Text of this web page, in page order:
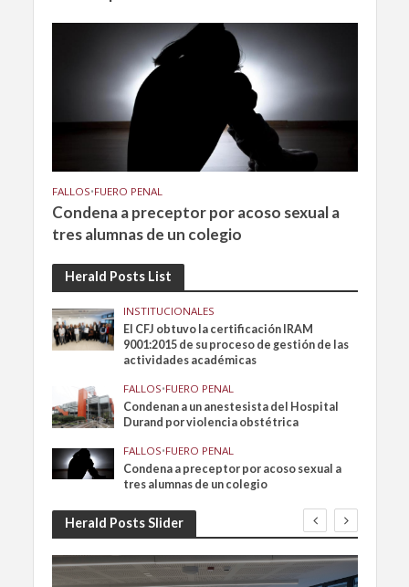
FALLOS•FUERO PENAL
Condena a preceptor por acoso sexual a
tres alumnas de un colegio
Herald Posts List
INSTITUCIONALES
El CFJ obtuvo la certificación IRAM
9001:2015 de su proceso de gestión de las
actividades académicas
FALLOS•FUERO PENAL
Condenan a un anestesista del Hospital
Durand por violencia obstétrica
FALLOS•FUERO PENAL
Condena a preceptor por acoso sexual a
tres alumnas de un colegio
Herald Posts Slider